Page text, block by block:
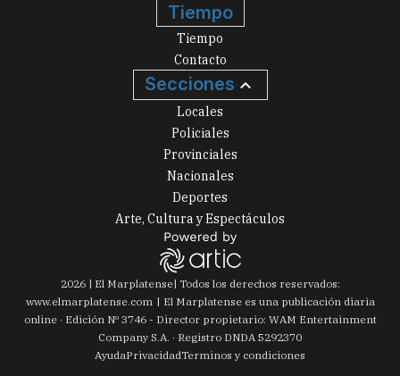
Tiempo
Tiempo
Contacto
Secciones
Locales
Policiales
Provinciales
Nacionales
Deportes
Arte, Cultura y Espectáculos
2026| El Marplatense| Todos los derechos reservados:
www.elmarplatense.com
El Marplatense es una publicación diaria
online · Edición Nº 3746- Director propietario: WAM Entertainment
Company S.A. · Registro DNDA 5292370
AyudaPrivacidadTerminos y condiciones